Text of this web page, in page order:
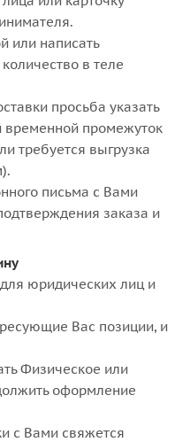
или написать
в теле
просьба указать
временной промежуток
требуется выгрузка
письма с Вами
заказа и
юридических лиц и
Вас позиции, и
Физическое или
оформление
с Вами свяжется